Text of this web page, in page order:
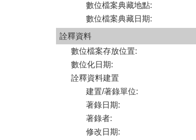
數位檔案典藏地點:
數位檔案典藏日期:
詮釋資料
數位檔案存放位置:
數位化日期:
詮釋資料建置
建置/著錄單位:
著錄日期:
著錄者:
修改日期: